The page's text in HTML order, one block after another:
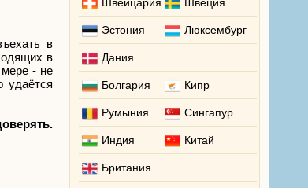
Эстония Люксембург
Дания
Болгария Кипр
Румыния Сингапур
Индия Китай
Британия
в
в
- не
удаётся